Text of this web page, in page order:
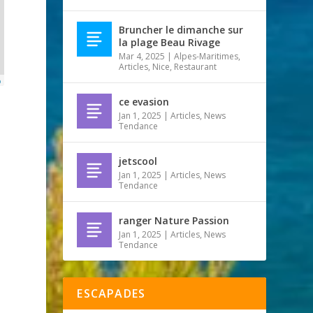
Bruncher le dimanche sur
la plage Beau Rivage
Mar 4, 2025 |Alpes-Maritimes,
Articles, Nice, Restaurant
ce evasion
Jan 1, 2025 |Articles, News
Tendance
jetscool
Jan 1, 2025 |Articles, News
Tendance
ranger Nature Passion
Jan 1, 2025 |Articles, News
Tendance
ESCAPADES